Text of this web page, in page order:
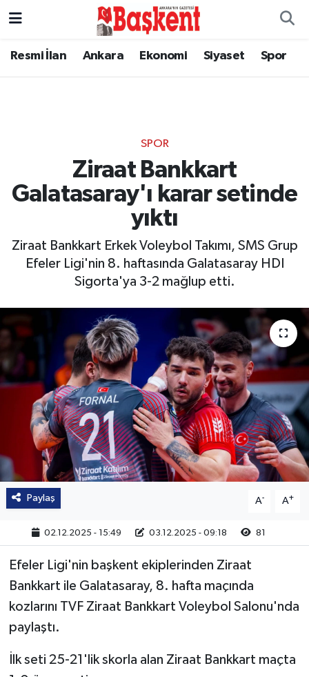
Resmi İlan Ankara Ekonomi Siyaset Spor
SPOR
Ziraat Bankkart
Galatasaray'ı karar setinde
yıktı
Ziraat Bankkart Erkek Voleybol Takımı, SMS Grup
Efeler Ligi'nin 8. haftasında Galatasaray HDI
Sigorta'ya 3-2 mağlup etti.
Paylaş A- A+
02.12.2025 - 15:49 03.12.2025 - 09:18 81
Efeler Ligi'nin başkent ekiplerinden Ziraat
Bankkart ile Galatasaray, 8. hafta maçında
kozlarını TVF Ziraat Bankkart Voleybol Salonu'nda
paylaştı.
İlk seti 25-21'lik skorla alan Ziraat Bankkart maçta